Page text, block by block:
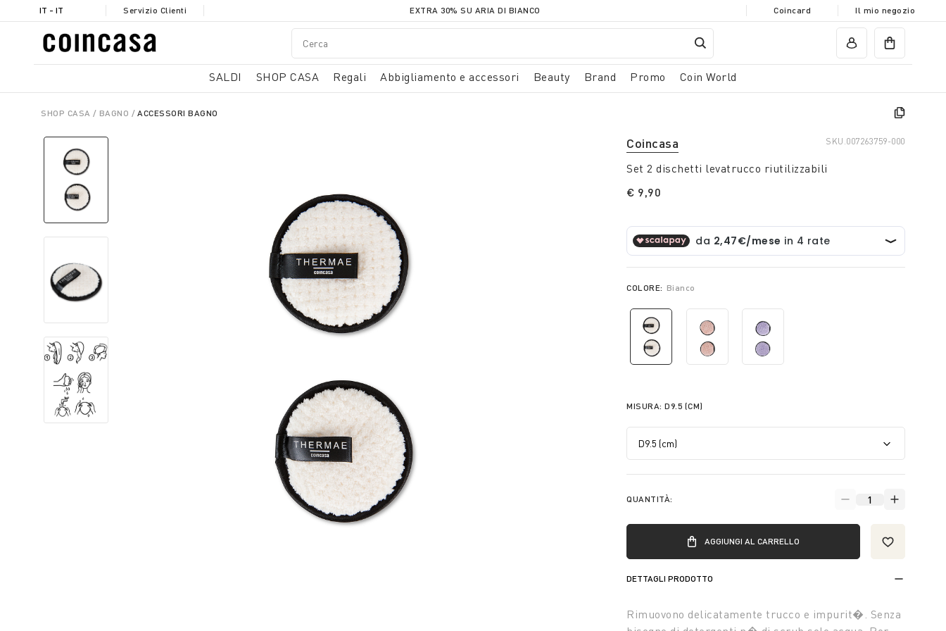
IT - IT Servizio Clienti EXTRA 30% SU ARIA DI BIANCO Coincard Il mio negozio
SALDI SHOP CASA Regali Abbigliamento e accessori Beauty Brand Promo Coin World
SHOP CASA BAGNO ACCESSORI BAGNO
Coincasa SKU.007263759-000
Set 2 dischetti levatrucco riutilizzabili
€ 9,90
COLORE: Bianco
MISURA: D9.5 (CM)
QUANTITÀ:
AGGIUNGI AL CARRELLO
DETTAGLI PRODOTTO
Rimuovono delicatamente trucco e impurit�. Senza